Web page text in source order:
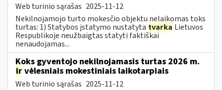
Web turinio sąrašas 2025-11-12
Nekilnojamojo turto mokesčio objektu nelaikomas toks
turtas: 1) Statybos įstatymo nustatyta tvarka Lietuvos
Respublikoje neužbaigtas statyti faktiškai
nenaudojamas...
Koks gyventojo nekilnojamasis turtas 2026 m.
ir vėlesniais mokestiniais laikotarpiais
Web turinio sąrašas 2025-11-12